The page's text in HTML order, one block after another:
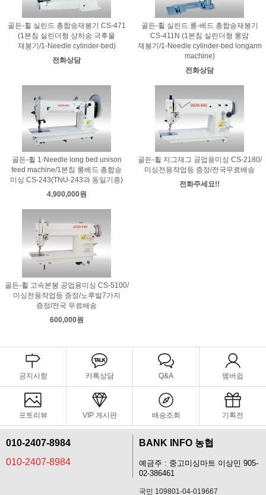
골든-휠 실린드 총합송재봉기 CS-471
(1본침 실린더형 상하송 극후물
재봉기/1-Needle cylinder-bed)
전화상담
골든-휠 실린드 롱-베드 총합송재봉기
CS-411N (1본침 실린더형 롱암
재봉기/1-Needle cylinder-bed longarm
machine)
전화상담
골든-휠 1-Needle long bed unison
feed machine/1본침 롱베드 총합송
미싱 CS-243(TNU-243과 동일기종)
4,900,000원
골든-휠 지그재그 공업용미싱 CS-2180/
미싱전용작업등 증정/전국무료배송
전화주세요!!
골든-휠 고속본봉 공업용미싱 CS-5100/
미싱전용작업등 증정/노루발7가지
증정/전국 무료배송
600,000원
공지사항 카톡상담 Q&A 멤버쉽
포토리뷰 VIP 게시판 배송조회 기획전
010-2407-8984
010-2407-8984
BANK INFO 농협
예금주 : 중고미싱마트 이상민 905-
02-386461
국민 109801-04-019667